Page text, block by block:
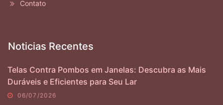
Contato
Noticias Recentes
Telas Contra Pombos em Janelas: Descubra as Mais
Duráveis e Eficientes para Seu Lar
06/07/2026